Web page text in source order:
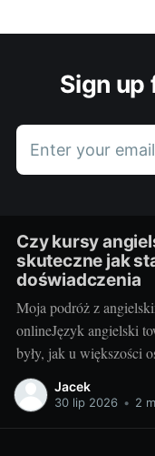
Sign up
Enter your email
Czy kursy
skuteczne jak
doświadczenia
Moja podróż z
onlineJęzyk angielski
były, jak u większości
niechęć do porannego
powrotów w gorszym
Jacek
30 lip 2026 • 2